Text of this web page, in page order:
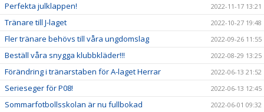
Perfekta julklappen! 2022-11-17 13:21
Tränare till J-laget 2022-10-27 19:48
Fler tränare behövs till våra ungdomslag 2022-09-26 11:55
Beställ våra snygga klubbkläder!!! 2022-08-29 13:25
Förändring i tränarstaben för A-laget Herrar 2022-06-13 21:52
Serieseger för P08! 2022-06-13 12:45
Sommarfotbollsskolan är nu fullbokad 2022-06-01 09:32